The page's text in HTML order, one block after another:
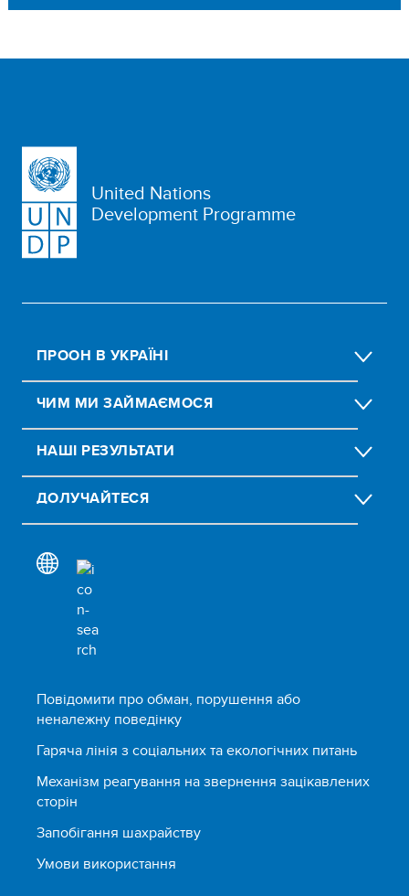
United Nations
Development Programme
ПРООН В УКРАЇНІ
ЧИМ МИ ЗАЙМАЄМОСЯ
НАШІ РЕЗУЛЬТАТИ
ДОЛУЧАЙТЕСЯ
Повідомити про обман, порушення або
неналежну поведінку
Гаряча лінія з соціальних та екологічних питань
Механізм реагування на звернення зацікавлених
сторін
Запобігання шахрайству
Умови використання